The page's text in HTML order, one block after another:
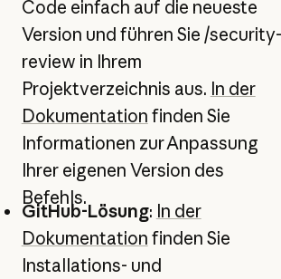
Code einfach auf die neueste
Version und führen Sie /security-
review in Ihrem
Projektverzeichnis aus. In der
Dokumentation finden Sie
Informationen zur Anpassung
Ihrer eigenen Version des
Befehls.
GitHub-Lösung: In der
Dokumentation finden Sie
Installations- und